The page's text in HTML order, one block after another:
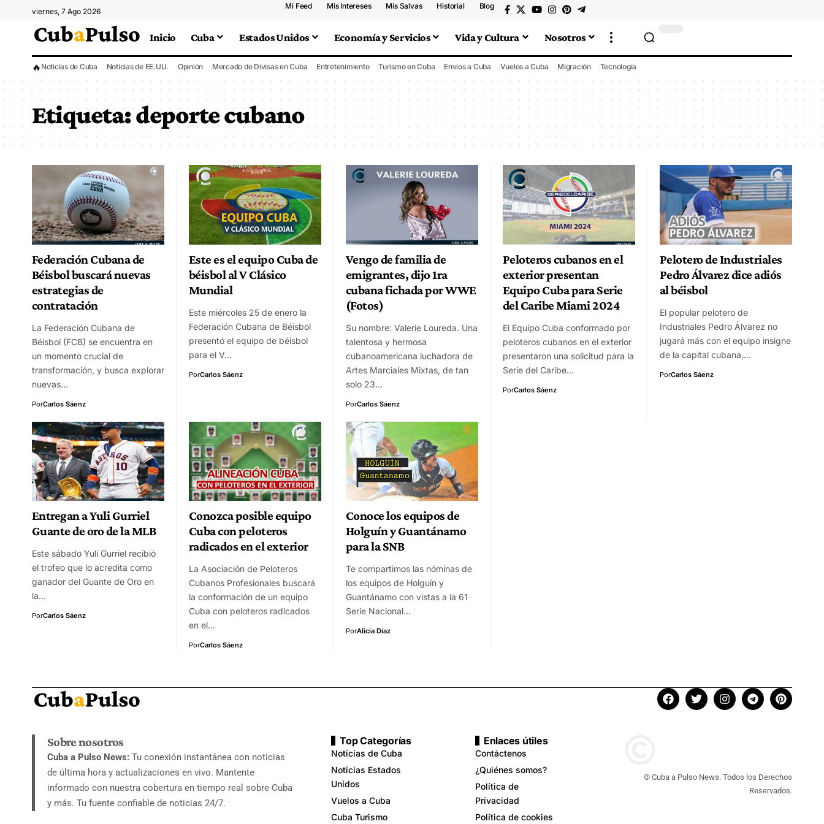
viernes, 7 Ago 2026
Mi Feed Mis Intereses Mis Salvas Historial Blog
Inicio Cuba Estados Unidos Economía y Servicios Vida y Cultura Nosotros
🔥 Noticias de Cuba Noticias de EE.UU. Opinión Mercado de Divisas en Cuba Entretenimiento Turismo en Cuba Envíos a Cuba Vuelos a Cuba Migración Tecnología
Etiqueta:deporte cubano
Federación Cubana de
Béisbol buscará nuevas
estrategias de
contratación
La Federación Cubana de
Béisbol (FCB) se encuentra en
un momento crucial de
transformación, y busca explorar
nuevas…
PorCarlos Sáenz
Este es el equipo Cuba de
béisbol al V Clásico
Mundial
Este miércoles 25 de enero la
Federación Cubana de Béisbol
presentó el equipo de béisbol
para el V…
PorCarlos Sáenz
Vengo de familia de
emigrantes, dijo 1ra
cubana fichada por WWE
(Fotos)
Su nombre: Valerie Loureda. Una
talentosa y hermosa
cubanoamericana luchadora de
Artes Marciales Mixtas, de tan
solo 23…
PorCarlos Sáenz
Peloteros cubanos en el
exterior presentan
Equipo Cuba para Serie
del Caribe Miami 2024
El Equipo Cuba conformado por
peloteros cubanos en el exterior
presentaron una solicitud para la
Serie del Caribe…
PorCarlos Sáenz
Pelotero de Industriales
Pedro Álvarez dice adiós
al béisbol
El popular pelotero de
Industriales Pedro Álvarez no
jugará más con el equipo insigne
de la capital cubana,…
PorCarlos Sáenz
Entregan a Yuli Gurriel
Guante de oro de la MLB
Este sábado Yuli Gurriel recibió
el trofeo que lo acredita como
ganador del Guante de Oro en
la…
PorCarlos Sáenz
Conozca posible equipo
Cuba con peloteros
radicados en el exterior
La Asociación de Peloteros
Cubanos Profesionales buscará
la conformación de un equipo
Cuba con peloteros radicados
en el…
PorCarlos Sáenz
Conoce los equipos de
Holguín y Guantánamo
para la SNB
Te compartimos las nóminas de
los equipos de Holguín y
Guantánamo con vistas a la 61
Serie Nacional…
PorAlicia Díaz
Sobre nosotros
Cuba a Pulso News: Tu conexión instantánea con noticias
de última hora y actualizaciones en vivo. Mantente
informado con nuestra cobertura en tiempo real sobre Cuba
y más. Tu fuente confiable de noticias 24/7.
Top Categorías
Noticias de Cuba
Noticias Estados
Unidos
Vuelos a Cuba
Cuba Turismo
Enlaces útiles
Contáctenos
¿Quiénes somos?
Política de
Privacidad
Política de cookies
© Cuba a Pulso News. Todos los Derechos
Reservados.